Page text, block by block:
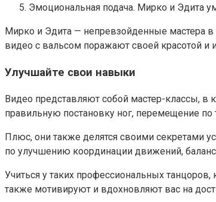
Эмоциональная подача. Мирко и Эдита
Мирко и Эдита — непревзойденные мастера в
видео с вальсом поражают своей красотой и
Улучшайте свои навыки
Видео представляют собой мастер-классы,
правильную постановку ног, перемещение по
Плюс, они также делятся своими секретами
по улучшению координации движений,
Учиться у таких профессиональных
также мотивируют и вдохновляют вас на